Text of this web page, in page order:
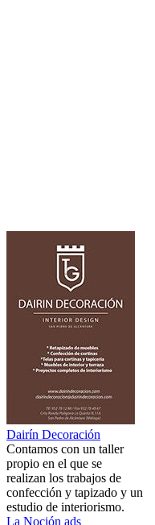
Dairín Decoración
Contamos con un taller
propio en el que se
realizan los trabajos de
confección y tapizado y un
estudio de interiorismo.
La Noción ads